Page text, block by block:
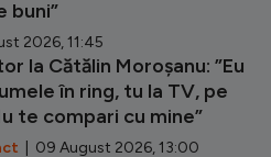
buni”
2026, 11:45
la Cătălin Moroșanu: ”Eu
în ring, tu la TV, pe
te compari cu mine”
| 09 August 2026, 13:00